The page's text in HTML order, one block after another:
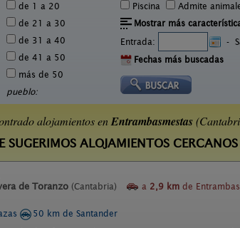
de 1 a 20
de 21 a 30
de 31 a 40
de 41 a 50
más de 50
pueblo:
Piscina Admite
Mostrar más
Entrada:
-
Fechas más buscadas
alojamientos enEntrambasmestas
SUGERIMOS ALOJAMIENTOS
de Toranzo (Cantabria) a 2,9 km de
50 km de Santander